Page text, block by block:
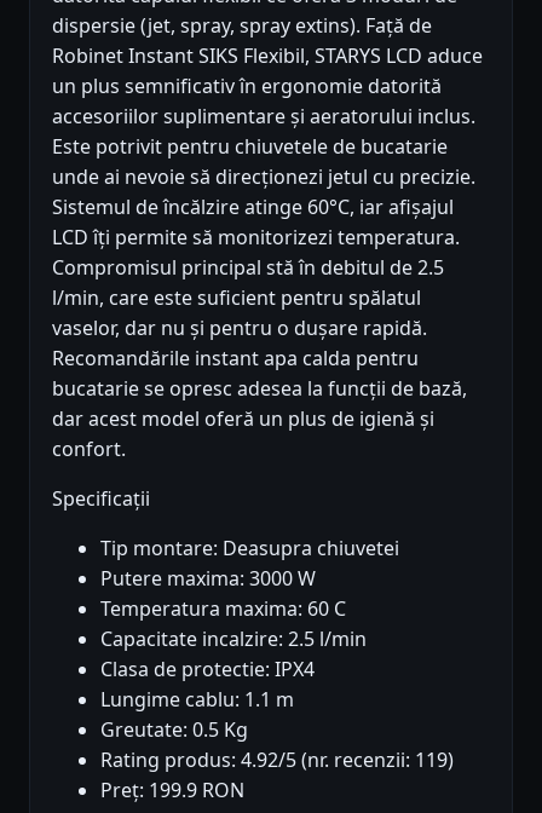
dispersie (jet, spray, spray extins). Față de
Robinet Instant SIKS Flexibil, STARYS LCD aduce
un plus semnificativ în ergonomie datorită
accesoriilor suplimentare și aeratorului inclus.
Este potrivit pentru chiuvetele de bucatarie
unde ai nevoie să direcționezi jetul cu precizie.
Sistemul de încălzire atinge 60°C, iar afișajul
LCD îți permite să monitorizezi temperatura.
Compromisul principal stă în debitul de 2.5
l/min, care este suficient pentru spălatul
vaselor, dar nu și pentru o dușare rapidă.
Recomandările instant apa calda pentru
bucatarie se opresc adesea la funcții de bază,
dar acest model oferă un plus de igienă și
confort.
Specificații
Tip montare: Deasupra chiuvetei
Putere maxima: 3000 W
Temperatura maxima: 60 C
Capacitate incalzire: 2.5 l/min
Clasa de protectie: IPX4
Lungime cablu: 1.1 m
Greutate: 0.5 Kg
Rating produs: 4.92/5 (nr. recenzii: 119)
Preț: 199.9 RON